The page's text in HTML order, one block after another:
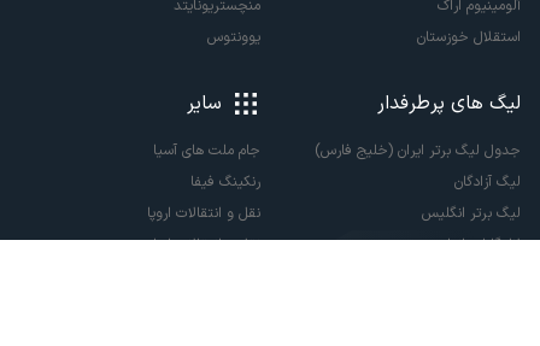
آلومینیوم اراک
استقلال خوزستان
منچستریونایتد
یوونتوس
لیگ های پرطرفدار
جدول لیگ برتر ایران (خلیج فارس)
لیگ آزادگان
لیگ برتر انگلیس
لالیگا اسپانیا
سایر
جام ملت های آسیا
رنکینگ فیفا
نقل و انتقالات اروپا
نقل و انتقالات ایران